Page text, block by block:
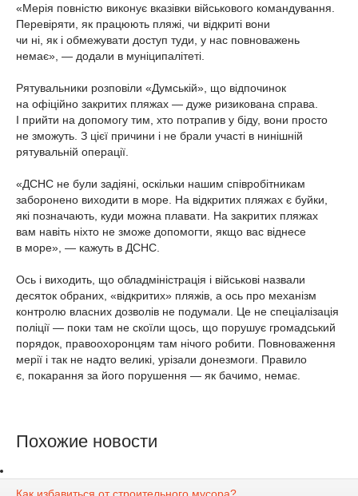
«Мерія повністю виконує вказівки військового командування.
Перевіряти, як працюють пляжі, чи відкриті вони
чи ні, як і обмежувати доступ туди, у нас повноважень
немає», — додали в муніципалітеті.
Рятувальники розповіли «Думській», що відпочинок
на офіційно закритих пляжах — дуже ризикована справа.
І прийти на допомогу тим, хто потрапив у біду, вони просто
не зможуть. З цієї причини і не брали участі в нинішній
рятувальній операції.
«ДСНС не були задіяні, оскільки нашим співробітникам
заборонено виходити в море. На відкритих пляжах є буйки,
які позначають, куди можна плавати. На закритих пляжах
вам навіть ніхто не зможе допомогти, якщо вас віднесе
в море», — кажуть в ДСНС.
Ось і виходить, що обладміністрація і військові назвали
десяток обраних, «відкритих» пляжів, а ось про механізм
контролю власних дозволів не подумали. Це не спеціалізація
поліції — поки там не скоїли щось, що порушує громадський
порядок, правоохоронцям там нічого робити. Повноваження
мерії і так не надто великі, урізали донезмоги. Правило
є, покарання за його порушення — як бачимо, немає.
Похожие новости